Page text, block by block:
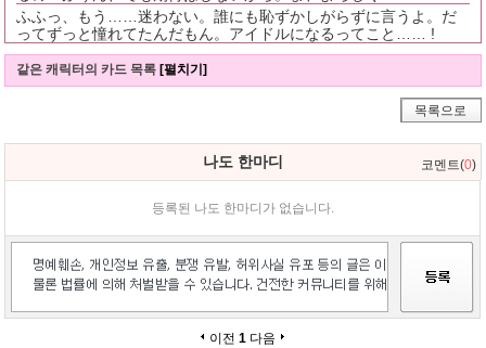
ふふっ、もう……迷わない。誰にも恥ずかしがらずに言うよ。だ
ってずっと憧れてたんだもん。アイドルになるってこと…… !
같은 캐릭터의 카드 목록 [펼치기]
목록으로
나도 한마디 코멘트(0)
등록된 나도 한마디가 없습니다.
이전 1 다음